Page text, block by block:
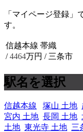
「マイページ登録」
す。
信越本線 帯織
/4464万円 / 三条市
駅名を選択
信越本線 塚山 土地
宮内 土地 長岡 土地
土地 東光寺 土地 三